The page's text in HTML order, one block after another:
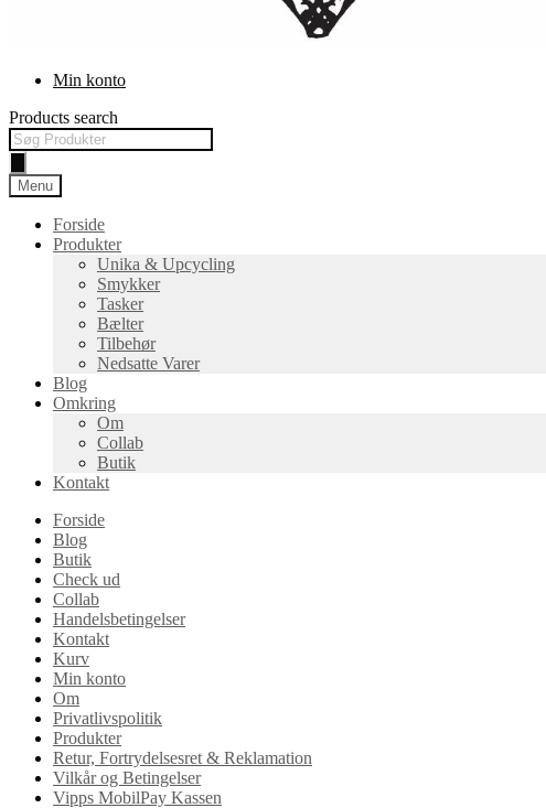
Min konto
Products search
Menu
Forside
Produkter
Unika & Upcycling
Smykker
Tasker
Bælter
Tilbehør
Nedsatte Varer
Blog
Omkring
Om
Collab
Butik
Kontakt
Forside
Blog
Butik
Check ud
Collab
Handelsbetingelser
Kontakt
Kurv
Min konto
Om
Privatlivspolitik
Produkter
Retur, Fortrydelsesret & Reklamation
Vilkår og Betingelser
Vipps MobilPay Kassen